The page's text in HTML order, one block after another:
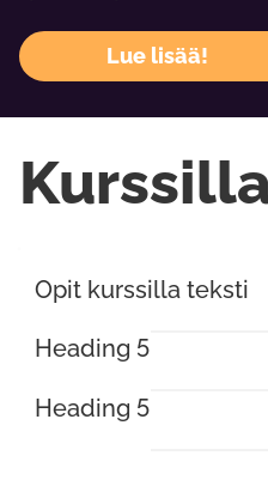
Lue lisää!
Opit kurssilla teksti
Heading 5
Heading 5